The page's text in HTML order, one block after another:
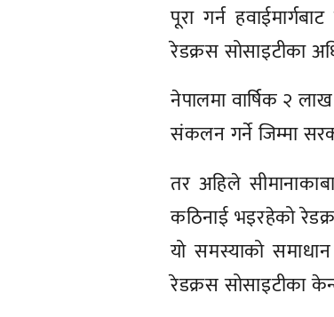
पूरा गर्न
रेडक्रस सोसाइटीका
नेपालमा वार्षिक २
संकलन गर्ने जिम्मा
तर अहिले
कठिनाई भइरहेको
यो समस्याको
रेडक्रस सोसाइटीका